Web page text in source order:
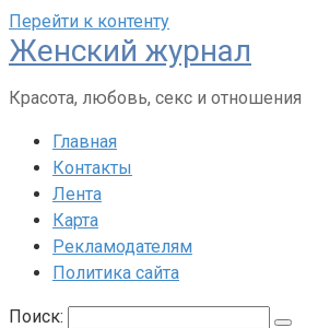
Перейти к контенту
Женский журнал
Красота, любовь, секс и отношения
Главная
Контакты
Лента
Карта
Рекламодателям
Политика сайта
Поиск: